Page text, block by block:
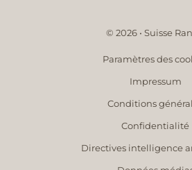
© 2026 • Suisse
Paramètres des
Impressum
Conditions
Confidentialité
Directives intelligence